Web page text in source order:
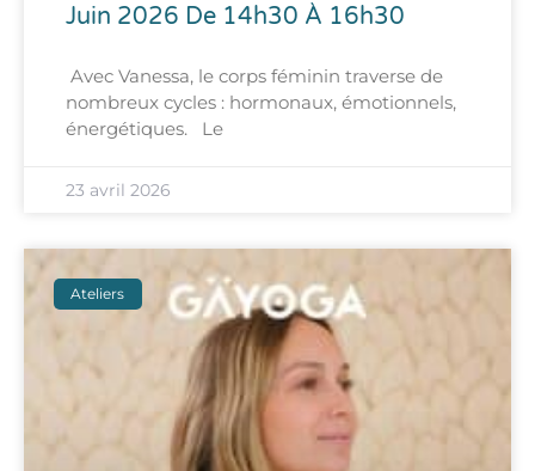
Juin 2026 De 14h30 À 16h30
Avec Vanessa, le corps féminin traverse de
nombreux cycles : hormonaux, émotionnels,
énergétiques. Le
23 avril 2026
Ateliers